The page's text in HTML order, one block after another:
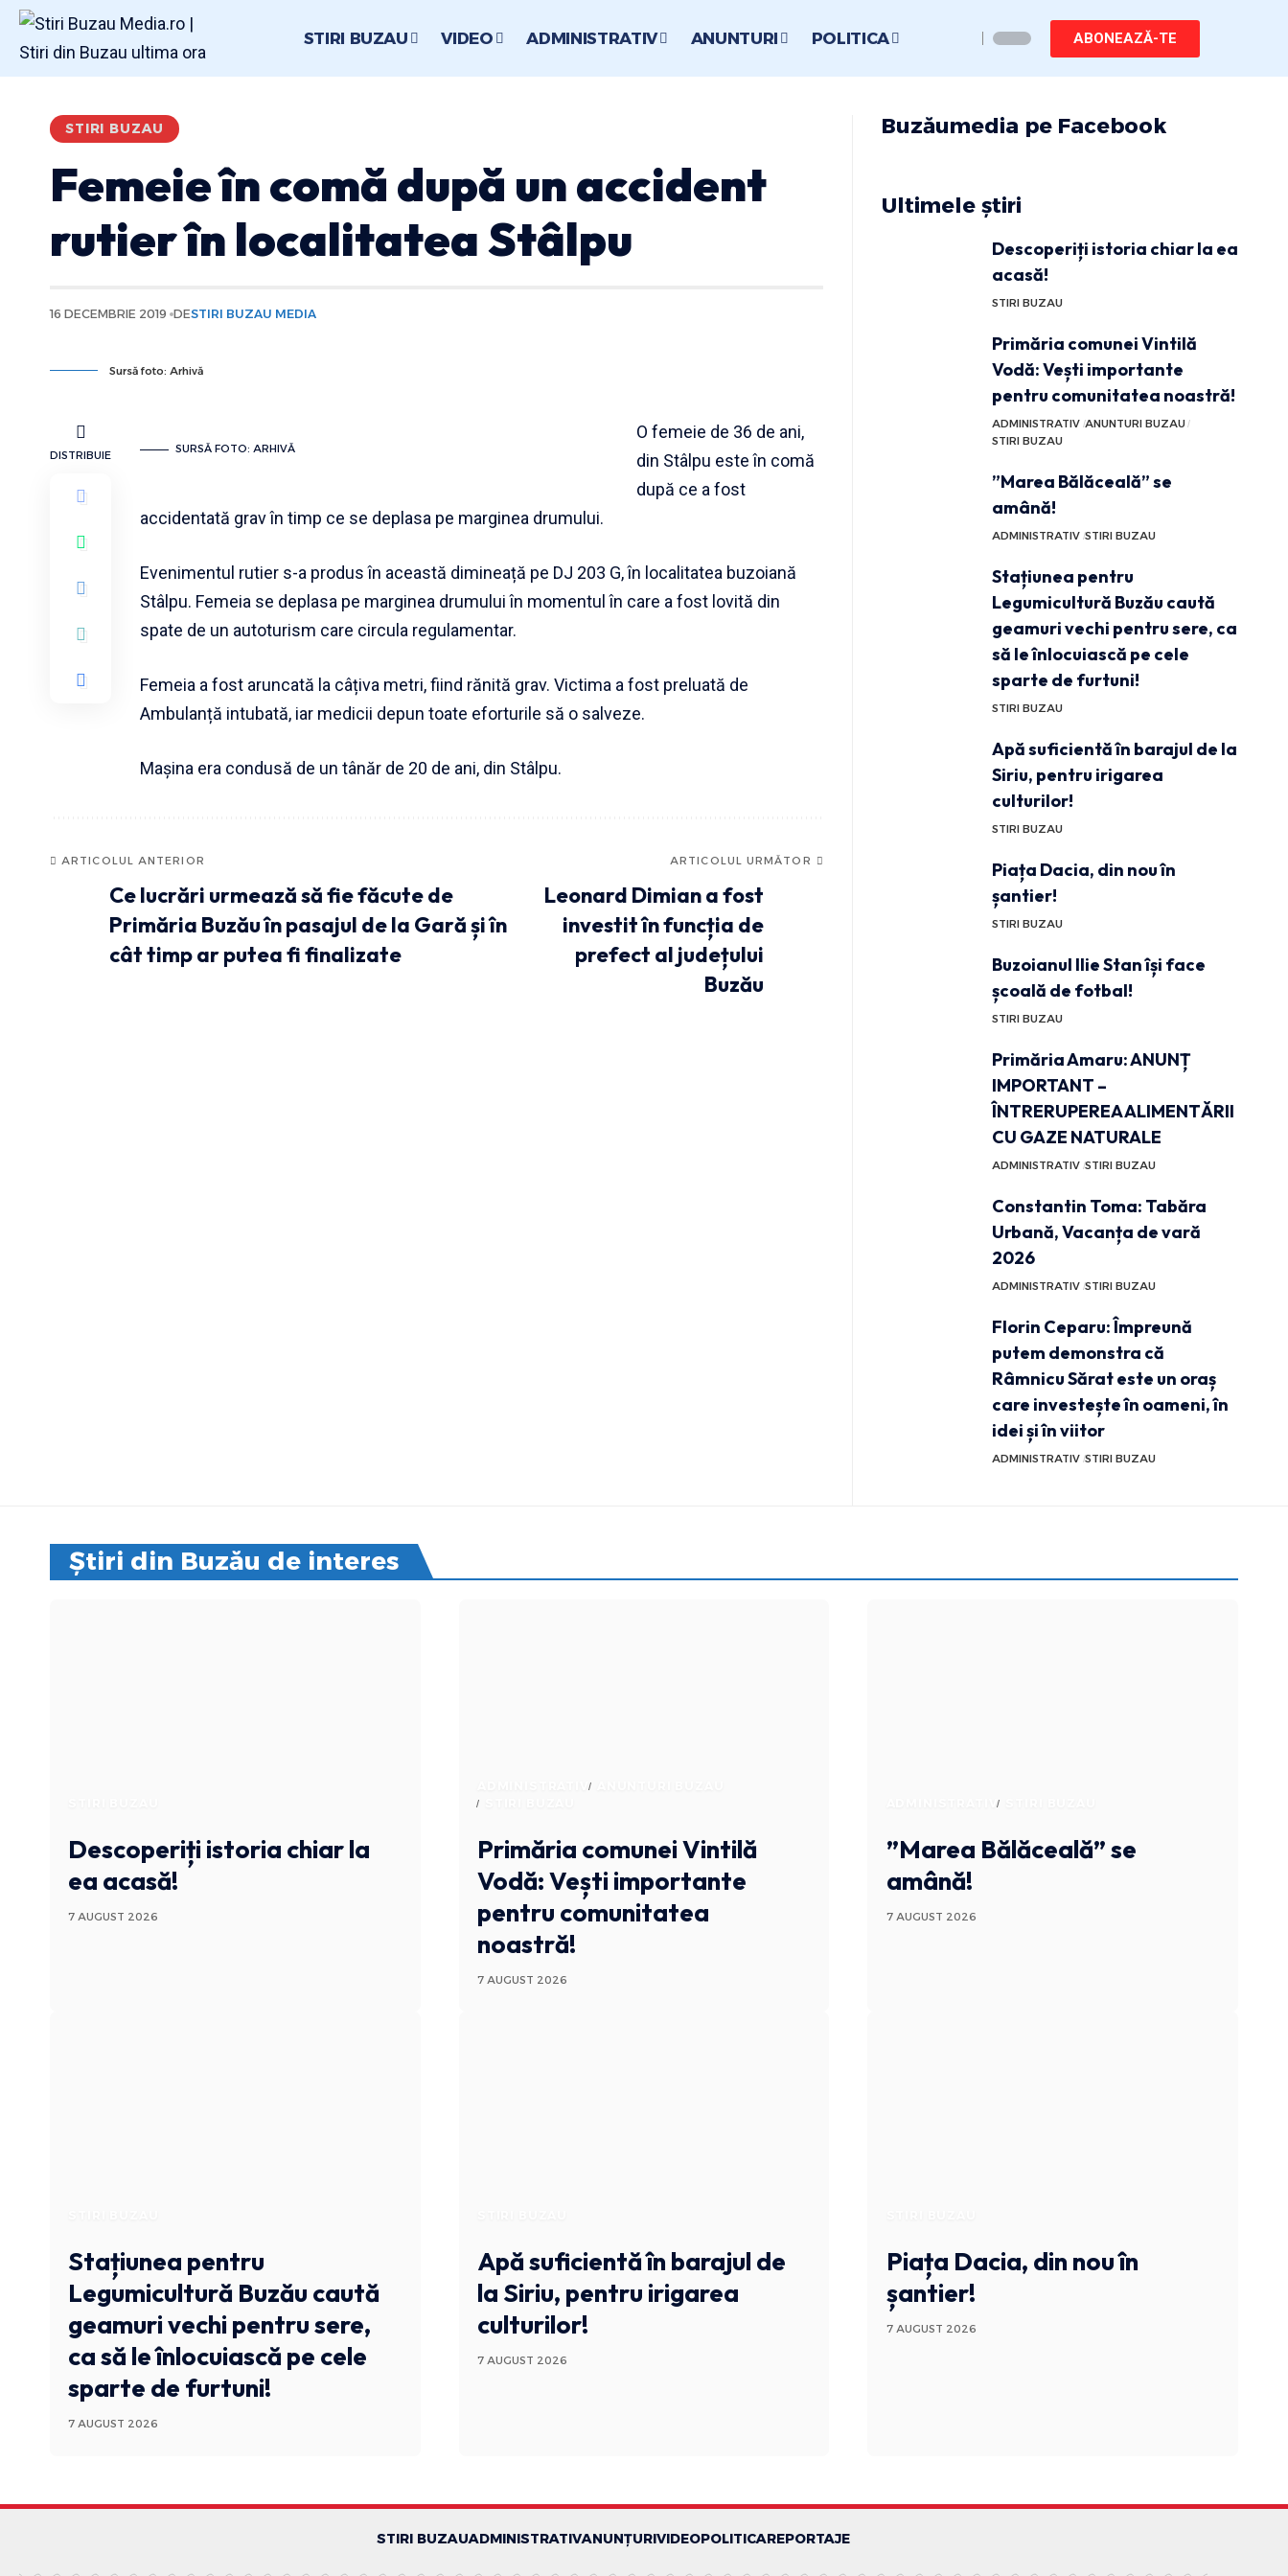
STIRI BUZAU VIDEO ADMINISTRATIV ANUNTURI POLITICA ABONEAZĂ-TE
STIRI BUZAU
Femeie în comă după un accident
rutier în localitatea Stâlpu
16 DECEMBRIE 2019 DESTIRI BUZAU MEDIA
Sursă foto: Arhivă
DISTRIBUIE SURSĂ FOTO: ARHIVĂ
O femeie de 36 de ani,
din Stâlpu este în comă
după ce a fost
accidentată grav în timp ce se deplasa pe marginea drumului.
Evenimentul rutier s-a produs în această dimineață pe DJ 203 G, în localitatea buzoiană
Stâlpu. Femeia se deplasa pe marginea drumului în momentul în care a fost lovită din
spate de un autoturism care circula regulamentar.
Femeia a fost aruncată la câțiva metri, fiind rănită grav. Victima a fost preluată de
Ambulanță intubată, iar medicii depun toate eforturile să o salveze.
Mașina era condusă de un tânăr de 20 de ani, din Stâlpu.
ARTICOLUL ANTERIOR
Ce lucrări urmează să fie făcute de
Primăria Buzău în pasajul de la Gară și în
cât timp ar putea fi finalizate
ARTICOLUL URMĂTOR
Leonard Dimian a fost
investit în funcția de
prefect al județului
Buzău
Buzăumedia pe Facebook
Ultimele știri
Descoperiți istoria chiar la ea
acasă!
STIRI BUZAU
Primăria comunei Vintilă
Vodă: Vești importante
pentru comunitatea noastră!
ADMINISTRATIV ANUNTURI BUZAU
STIRI BUZAU
”Marea Bălăceală” se
amână!
ADMINISTRATIV STIRI BUZAU
Stațiunea pentru
Legumicultură Buzău caută
geamuri vechi pentru sere, ca
să le înlocuiască pe cele
sparte de furtuni!
STIRI BUZAU
Apă suficientă în barajul de la
Siriu, pentru irigarea
culturilor!
STIRI BUZAU
Piața Dacia, din nou în
șantier!
STIRI BUZAU
Buzoianul Ilie Stan își face
școală de fotbal!
STIRI BUZAU
Primăria Amaru: ANUNȚ
IMPORTANT –
ÎNTRERUPEREA ALIMENTĂRII
CU GAZE NATURALE
ADMINISTRATIV STIRI BUZAU
Constantin Toma: Tabăra
Urbană, Vacanța de vară
2026
ADMINISTRATIV STIRI BUZAU
Florin Ceparu: Împreună
putem demonstra că
Râmnicu Sărat este un oraș
care investește în oameni, în
idei și în viitor
ADMINISTRATIV STIRI BUZAU
Știri din Buzău de interes
Descoperiți istoria chiar la
ea acasă!
7 AUGUST 2026
ADMINISTRATIV
Primăria comunei Vintilă
Vodă: Vești importante
pentru comunitatea
noastră!
7 AUGUST 2026
ADMINISTRATIV
”Marea Bălăceală” se
amână!
7 AUGUST 2026
Stațiunea pentru
Legumicultură Buzău caută
geamuri vechi pentru sere,
ca să le înlocuiască pe cele
sparte de furtuni!
7 AUGUST 2026
Apă suficientă în barajul de
la Siriu, pentru irigarea
culturilor!
7 AUGUST 2026
Piața Dacia, din nou în
șantier!
7 AUGUST 2026
STIRI BUZAUADMINISTRATIVANUNȚURIVIDEOPOLITICAREPORTAJE